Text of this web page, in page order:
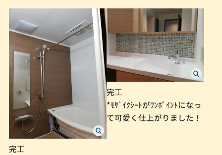
完⼯
完⼯
*ﾓｻﾞｲｸｼｰﾄがﾜﾝﾎﾟｲﾝﾄになっ
て可愛く仕上がりました！